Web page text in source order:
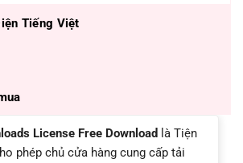
Tiếng Việt
License Free Download là Tiện
phép chủ cửa hàng cung cấp tải